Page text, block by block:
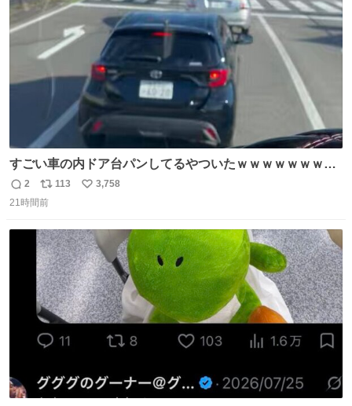
汗臭不安を解消。
数
すごい車の内ドア台パンしてるやついたｗｗｗｗｗｗｗｗ
ｗｗｗｗｗｗ
返
信
2
リ
ポ
ト
数
113
い
数
3,758
21時間前